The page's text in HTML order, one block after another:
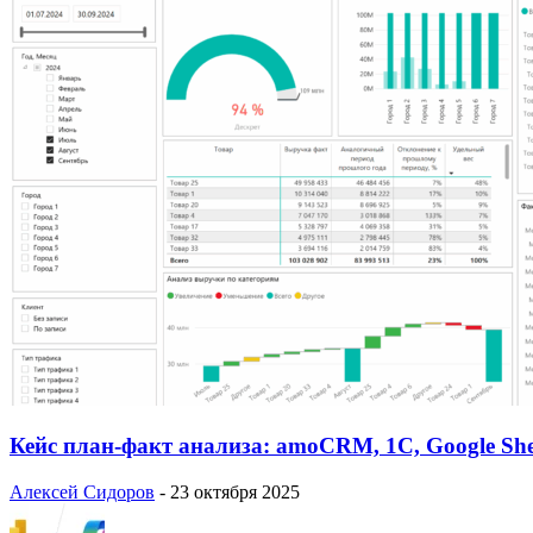
Кейс план-факт анализа: amoCRM, 1C, Google
Алексей Сидоров - 23 октября 2025